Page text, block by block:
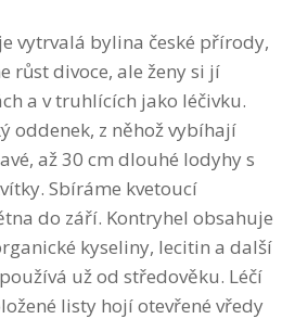
je vytrvalá bylina české přírody,
růst divoce, ale ženy si jí
a v truhlících jako léčivku.
oddenek, z něhož vybíhají
až 30 cm dlouhé lodyhy s
Sbíráme kvetoucí
do září. Kontryhel obsahuje
kyseliny, lecitin a další
už od středověku. Léčí
listy hojí otevřené vředy